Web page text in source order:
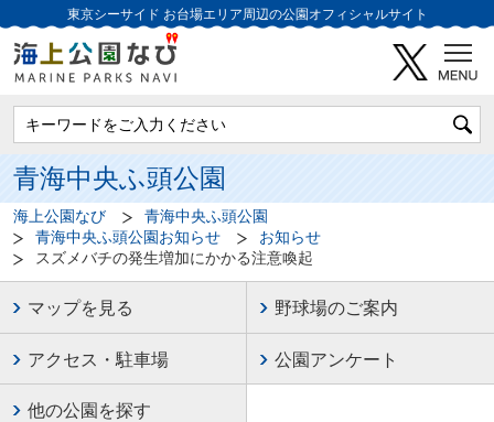
東京シーサイド お台場エリア周辺の公園オフィシャルサイト
青海中央ふ頭公園
海上公園なび
青海中央ふ頭公園
青海中央ふ頭公園お知らせ
お知らせ
スズメバチの発生増加にかかる注意喚起
マップを見る 野球場のご案内
アクセス・駐車場 公園アンケート
他の公園を探す